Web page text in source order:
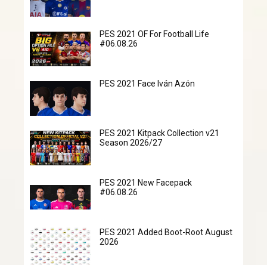
PES 2021 OF For Football Life
#06.08.26
PES 2021 Face Iván Azón
PES 2021 Kitpack Collection v21
Season 2026/27
PES 2021 New Facepack
#06.08.26
PES 2021 Added Boot-Root August
2026